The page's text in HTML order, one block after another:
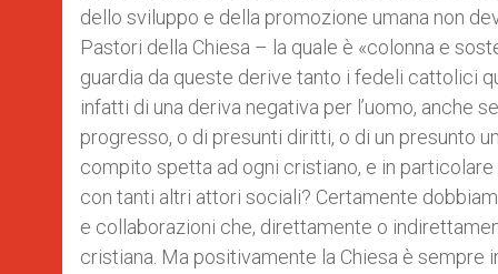
dello sviluppo e della promozione umana non
Pastori della Chiesa – la quale è «colonna e
guardia da queste derive tanto i fedeli cattolici
infatti di una deriva negativa per l’uomo, anche
progresso, o di presunti diritti, o di un presunto
compito spetta ad ogni cristiano, e in
con tanti altri attori sociali? Certamente
e collaborazioni che, direttamente o
cristiana. Ma positivamente la Chiesa è sempre